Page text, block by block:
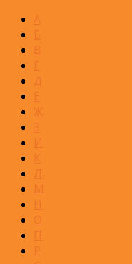
А
Б
В
Г
Д
Е
Ж
З
И
К
Л
М
Н
О
П
Р